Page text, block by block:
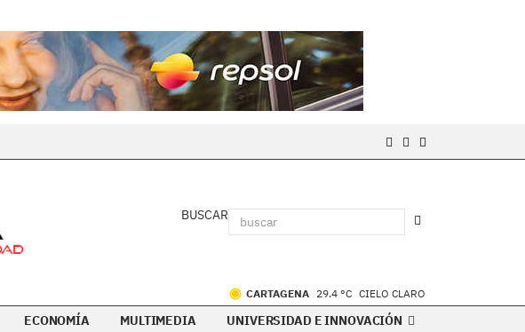
BUSCAR
CARTAGENA 29.4 °C CIELO CLARO
ECONOMÍA MULTIMEDIA UNIVERSIDAD E INNOVACIÓN